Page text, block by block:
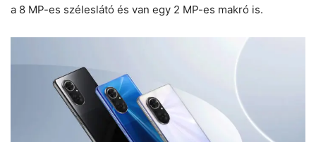
a 8 MP-es széleslátó és van egy 2 MP-es makró is.